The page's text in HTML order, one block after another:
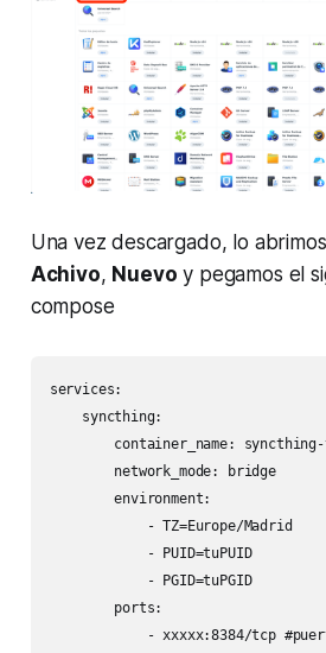
Una vez descargado, lo
Achivo, Nuevo y pegamos el
compose
services:
    syncthing:
container_name:
        network_mode: bridge
        environment:
            - TZ=Europe/Madrid
            - PUID=tuPUID
            - PGID=tuPGID
        ports:
- xxxxx:8384/tcp